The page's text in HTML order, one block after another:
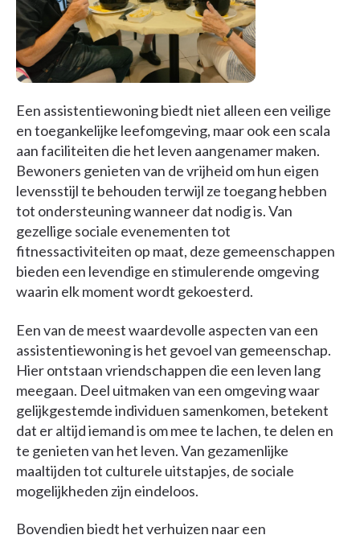
Een assistentiewoning biedt niet alleen een veilige
en toegankelijke leefomgeving, maar ook een scala
aan faciliteiten die het leven aangenamer maken.
Bewoners genieten van de vrijheid om hun eigen
levensstijl te behouden terwijl ze toegang hebben
tot ondersteuning wanneer dat nodig is. Van
gezellige sociale evenementen tot
fitnessactiviteiten op maat, deze gemeenschappen
bieden een levendige en stimulerende omgeving
waarin elk moment wordt gekoesterd.
Een van de meest waardevolle aspecten van een
assistentiewoning is het gevoel van gemeenschap.
Hier ontstaan vriendschappen die een leven lang
meegaan. Deel uitmaken van een omgeving waar
gelijkgestemde individuen samenkomen, betekent
dat er altijd iemand is om mee te lachen, te delen en
te genieten van het leven. Van gezamenlijke
maaltijden tot culturele uitstapjes, de sociale
mogelijkheden zijn eindeloos.
Bovendien biedt het verhuizen naar een